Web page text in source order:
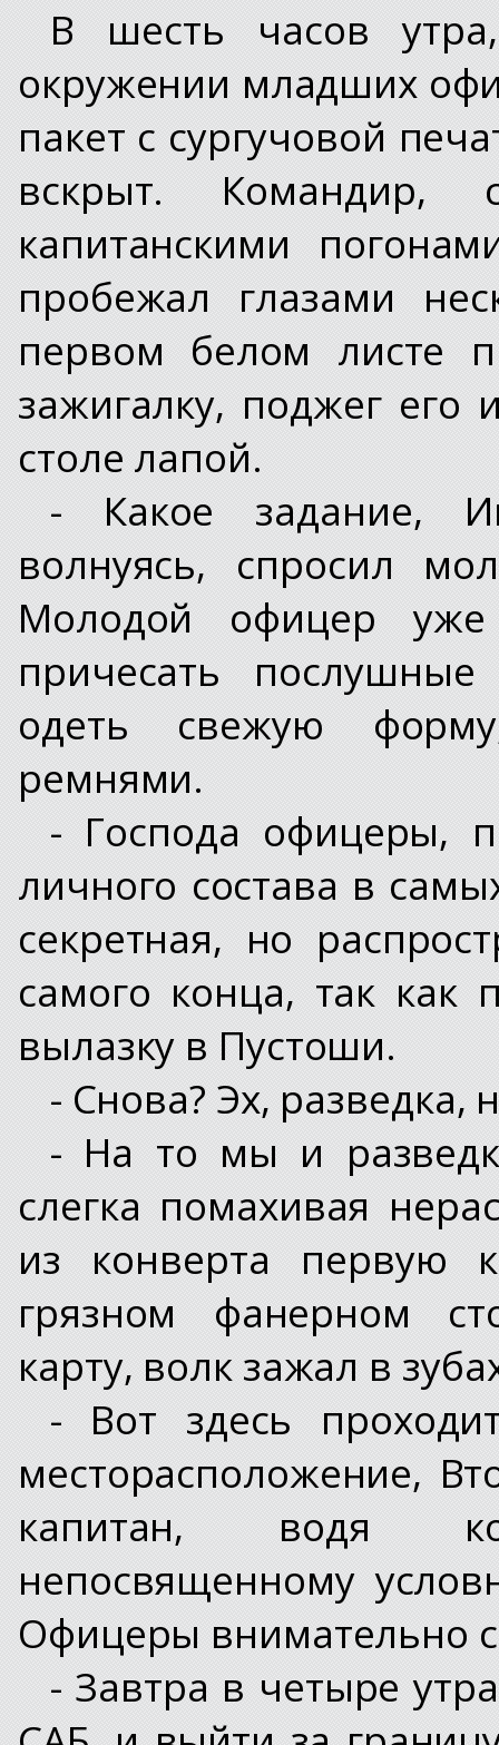
В шесть часов
окружении младших
пакет с сургучовой
вскрыт.
капитанскими
пробежал глазами
первом белом листе
зажигалку, поджег его
столе лапой.
- Какое задание,
волнуясь, спросил
Молодой офицер уже
причесать
одеть свежую
ремнями.
- Господа офицеры,
личного состава в
секретная, но
самого конца, так как
вылазку в Пустоши.
- Снова? Эх, разведка,
- На то мы и
слегка помахивая
из конверта первую
грязном фанерном
карту, волк зажал в
- Вот здесь
месторасположение,
капитан, водя
непосвященному
Офицеры внимательно
- Завтра в четыре